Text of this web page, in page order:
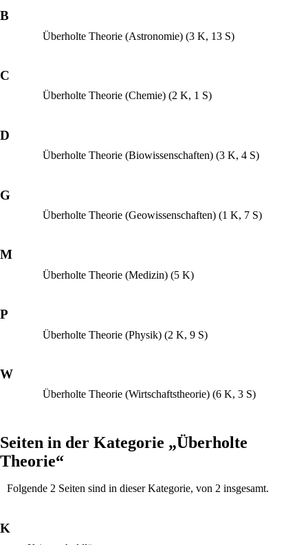
B
Überholte Theorie (Astronomie) (3 K, 13 S)
C
Überholte Theorie (Chemie) (2 K, 1 S)
D
Überholte Theorie (Biowissenschaften) (3 K, 4 S)
G
Überholte Theorie (Geowissenschaften) (1 K, 7 S)
M
Überholte Theorie (Medizin) (5 K)
P
Überholte Theorie (Physik) (2 K, 9 S)
W
Überholte Theorie (Wirtschaftstheorie) (6 K, 3 S)
Seiten in der Kategorie „Überholte
Theorie“
Folgende 2 Seiten sind in dieser Kategorie, von 2 insgesamt.
K